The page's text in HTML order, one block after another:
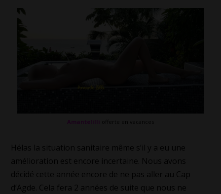
Amantelilli offerte en vacances
Hélas la situation sanitaire même s’il y a eu une
amélioration est encore incertaine. Nous avons
décidé cette année encore de ne pas aller au Cap
d’Agde. Cela fera 2 années de suite que nous ne